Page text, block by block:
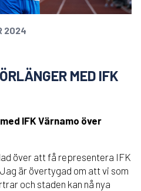
2024
MED IFK
IFK Värnamo över
över att få representera IFK
är övertygad om att vi som
och staden kan nå nya